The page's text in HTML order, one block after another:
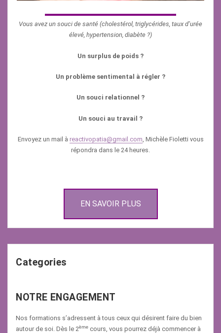
Vous avez un souci de santé (cholestérol, triglycérides, taux d’urée
élevé, hypertension, diabète ?)
Un surplus de poids ?
Un problème sentimental à régler ?
Un souci relationnel ?
Un souci au travail ?
Envoyez un mail à reactivopatia@gmail.com, Michèle Fioletti vous
répondra dans le 24 heures.
EN SAVOIR PLUS
Categories
NOTRE ENGAGEMENT
Nos formations s’adressent à tous ceux qui désirent faire du bien
autour de soi. Dès le 2ème cours, vous pourrez déjà commencer à